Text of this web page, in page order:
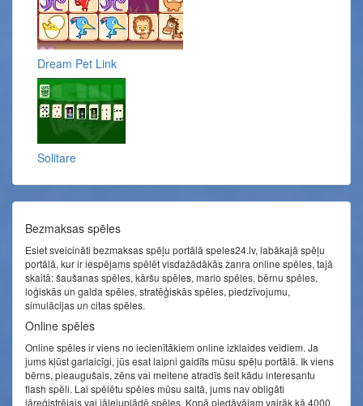
Dream Pet Link
Solitare
Bezmaksas spēles
Esiet sveicināti bezmaksas spēļu portālā speles24.lv, labākajā spēļu
portālā, kur ir iespējams spēlēt visdažādākās žanra online spēles, tajā
skaitā: šaušanas spēles, kāršu spēles, mario spēles, bērnu spēles,
loģiskās un galda spēles, stratēģiskās spēles, piedzīvojumu,
simulācijas un citas spēles.
Online spēles
Online spēles ir viens no iecienītākiem online izklaides veidiem. Ja
jums kļūst garlaicīgi, jūs esat laipni gaidīts mūsu spēļu portālā. Ik viens
bērns, pieaugušais, zēns vai meitene atradīs šeit kādu interesantu
flash spēli. Lai spēlētu spēles mūsu saitā, jums nav obligāti
jāreģistrējais vai jālejuplādē spēles. Kopā piedāvājam vairāk kā 4000